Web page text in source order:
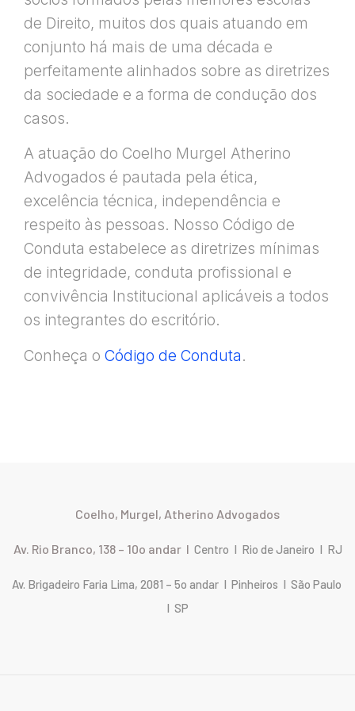
de Direito, muitos dos quais atuando em
conjunto há mais de uma década e
perfeitamente alinhados sobre as diretrizes
da sociedade e a forma de condução dos
casos.
A atuação do Coelho Murgel Atherino
Advogados é pautada pela ética,
excelência técnica, independência e
respeito às pessoas. Nosso Código de
Conduta estabelece as diretrizes mínimas
de integridade, conduta profissional e
convivência Institucional aplicáveis a todos
os integrantes do escritório.
Conheça o Código de Conduta.
Coelho, Murgel, Atherino Advogados
Av. Rio Branco, 138 – 10o andar I Centro I Rio de Janeiro I RJ
Av. Brigadeiro Faria Lima, 2081 – 5o andar I Pinheiros I São Paulo
I SP